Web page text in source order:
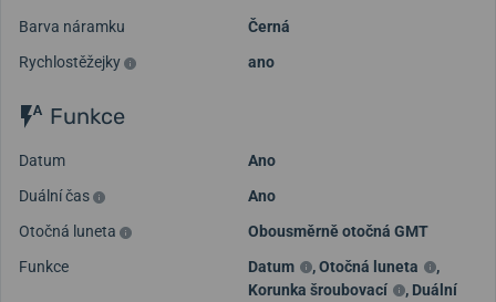
Barva náramku
Černá
Rychlostěžejky
ano
Funkce
Datum
Ano
Duální čas
Ano
Otočná luneta
Obousměrně otočná GMT
Funkce
Datum ,Otočná luneta
,
Korunka šroubovací
, Duální